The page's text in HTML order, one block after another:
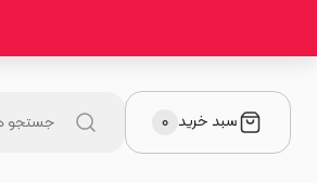
سبد خرید ۰